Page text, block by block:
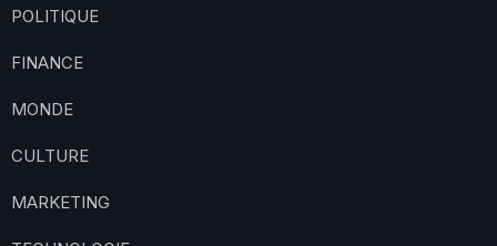
POLITIQUE
FINANCE
MONDE
CULTURE
MARKETING